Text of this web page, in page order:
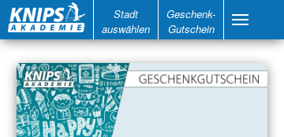
Stadt
auswählen
Geschenk-
Gutschein